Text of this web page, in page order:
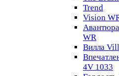
Trend
Vision
WR
Вилла
4V 1033